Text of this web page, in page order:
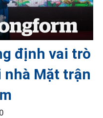
định vai trò
Mặt trận